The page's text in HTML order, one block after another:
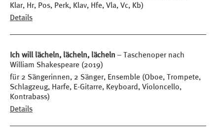
Klar, Hr, Pos, Perk, Klav, Hfe, Vla, Vc, Kb)
Details
Ich will lächeln, lächeln, lächeln – Taschenoper nach
William Shakespeare (2019)
für 2 Sängerinnen, 2 Sänger, Ensemble (Oboe, Trompete,
Schlagzeug, Harfe, E-Gitarre, Keyboard, Violoncello,
Kontrabass)
Details